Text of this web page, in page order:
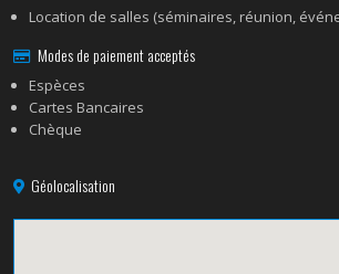
Location de salles (séminaires, réunion,
Modes de paiement acceptés
Espèces
Cartes Bancaires
Chèque
Géolocalisation